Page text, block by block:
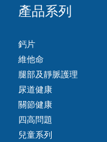
產品系列
鈣片
維他命
腿部及靜脈護理
尿道健康
關節健康
四高問題
兒童系列